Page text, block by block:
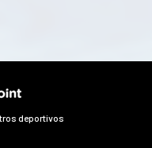
deportivos